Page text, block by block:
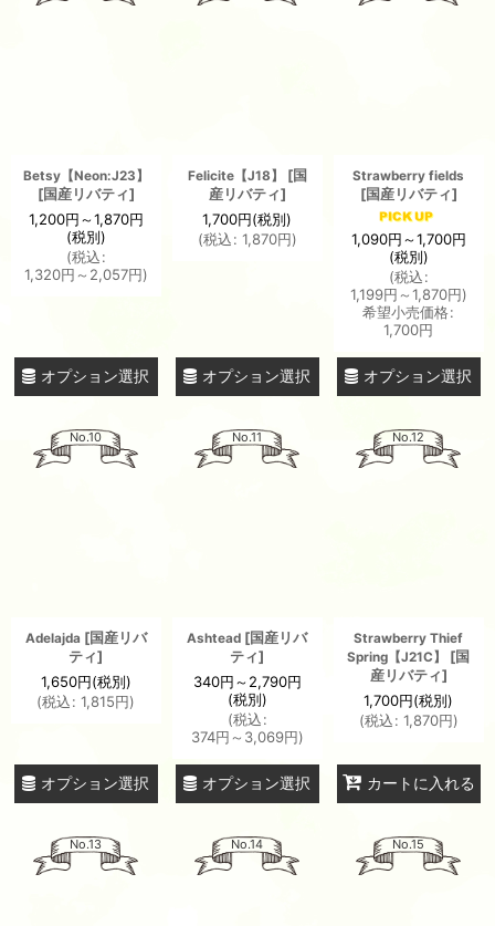
Betsy【Neon:J23】
[国産リバティ]
1,200円～1,870円
(税別)
(税込:
1,320円 ～2,057円)
オプション選択
Felicite【J18】 [国
産リバティ]
1,700円(税別)
(税込: 1,870円)
オプション選択
Strawberry fields
[国産リバティ]
1,090円～1,700円
(税別)
(税込:
1,199円 ～1,870円)
希望小売価格:
1,700円
オプション選択
No.10
Adelajda [国産リバ
ティ]
1,650円(税別)
(税込: 1,815円)
オプション選択
No.11
Ashtead [国産リバ
ティ]
340円～2,790円
(税別)
(税込:
374円 ～3,069円)
オプション選択
No.12
Strawberry Thief
Spring【J21C】
[国
産リバティ]
1,700円(税別)
(税込: 1,870円)
カートに入れる
No.13 No.14 No.15